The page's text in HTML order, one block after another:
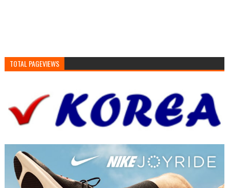
TOTAL PAGEVIEWS